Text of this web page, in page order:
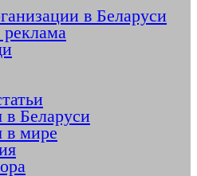
в Беларуси
Беларуси
в мире